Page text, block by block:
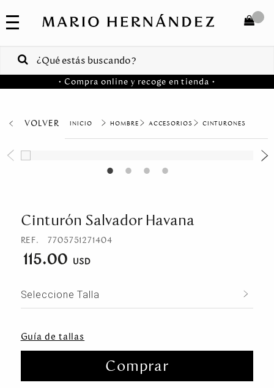
COLECCIONES
VENTAS
CORPORATIVAS COMPRAR
• Compra online y recoge en tienda •
VOLVER HOMBRE ACCESORIOS CINTURONES
Cinturón Salvador Havana
REF. 7705751271404
115.00
Seleccione Talla
Guía de tallas
Comprar